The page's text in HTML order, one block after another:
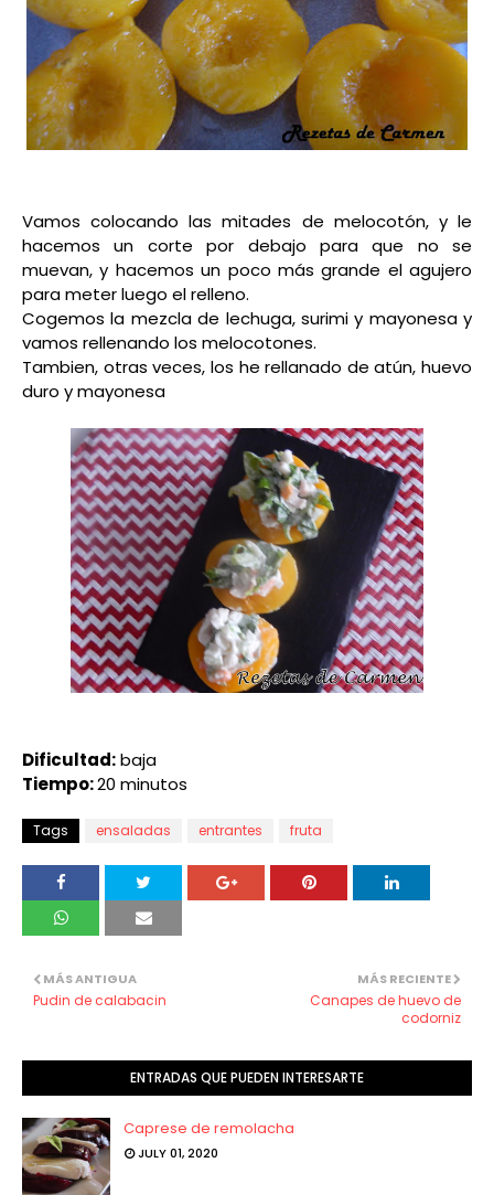
Vamos colocando las mitades de melocotón, y le
hacemos un corte por debajo para que no se
muevan, y hacemos un poco más grande el agujero
para meter luego el relleno.
Cogemos la mezcla de lechuga, surimi y mayonesa y
vamos rellenando los melocotones.
Tambien, otras veces, los he rellanado de atún, huevo
duro y mayonesa
Dificultad:baja
Tiempo:20 minutos
Tags ensaladas entrantes fruta
MÁS RECIENTE
Canapes de huevo de
codorniz
MÁS ANTIGUA
Pudin de calabacin
ENTRADAS QUE PUEDEN INTERESARTE
Caprese de remolacha
JULY 01, 2020